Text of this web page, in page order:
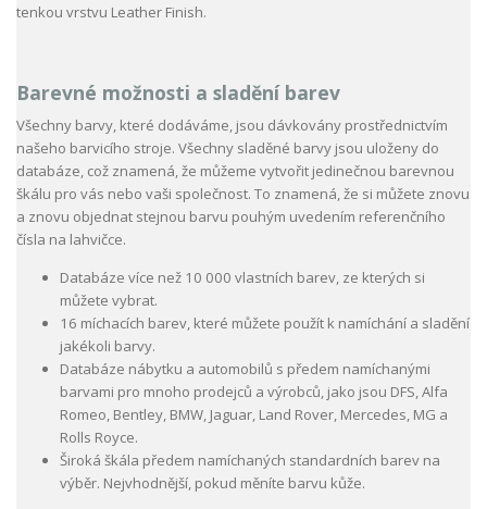
tenkou vrstvu Leather Finish.
Barevné možnosti a sladění barev
Všechny barvy, které dodáváme, jsou dávkovány prostřednictvím
našeho barvicího stroje. Všechny sladěné barvy jsou uloženy do
databáze, což znamená, že můžeme vytvořit jedinečnou barevnou
škálu pro vás nebo vaši společnost. To znamená, že si můžete znovu
a znovu objednat stejnou barvu pouhým uvedením referenčního
čísla na lahvičce.
Databáze více než 10 000 vlastních barev, ze kterých si
můžete vybrat.
16 míchacích barev, které můžete použít k namíchání a sladění
jakékoli barvy.
Databáze nábytku a automobilů s předem namíchanými
barvami pro mnoho prodejců a výrobců, jako jsou DFS, Alfa
Romeo, Bentley, BMW, Jaguar, Land Rover, Mercedes, MG a
Rolls Royce.
Široká škála předem namíchaných standardních barev na
výběr. Nejvhodnější, pokud měníte barvu kůže.